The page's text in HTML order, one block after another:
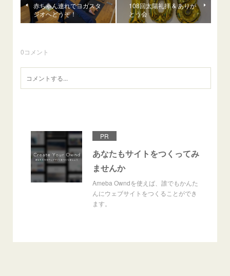
赤ちゃん連れでヨガスタ
ジオへどうぞ！
108回太陽礼拝 & ありが
とう会
0コメント
PR
あなたもサイトをつくってみ
ませんか
Ameba Owndを使えば、誰でもかんた
んにウェブサイトをつくることができ
ます。